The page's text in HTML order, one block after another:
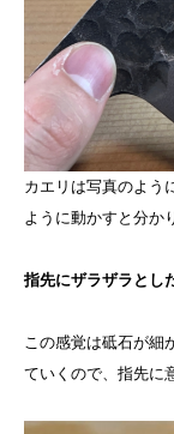
カエリは写真のよう
ように動かすと分か
指先にザラザラとし
この感覚は砥石が細
ていくので、指先に